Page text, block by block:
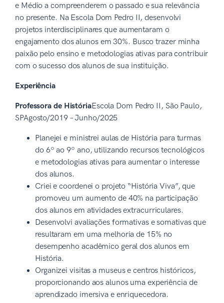
e Médio a compreenderem o passado e sua relevância
no presente. Na Escola Dom Pedro II, desenvolvi
projetos interdisciplinares que aumentaram o
engajamento dos alunos em 30%. Busco trazer minha
paixão pelo ensino e metodologias ativas para contribuir
com o sucesso dos alunos de sua instituição.
Experiência
Professora de HistóriaEscola Dom Pedro II, São Paulo,
SPAgosto/2019 – Junho/2025
Planejei e ministrei aulas de História para turmas
do 6º ao 9º ano, utilizando recursos tecnológicos
e metodologias ativas para aumentar o interesse
dos alunos.
Criei e coordenei o projeto “História Viva”, que
promoveu um aumento de 40% na participação
dos alunos em atividades extracurriculares.
Desenvolvi avaliações formativas e somativas que
resultaram em uma melhoria de 15% no
desempenho acadêmico geral dos alunos em
História.
Organizei visitas a museus e centros históricos,
proporcionando aos alunos uma experiência de
aprendizado imersiva e enriquecedora.